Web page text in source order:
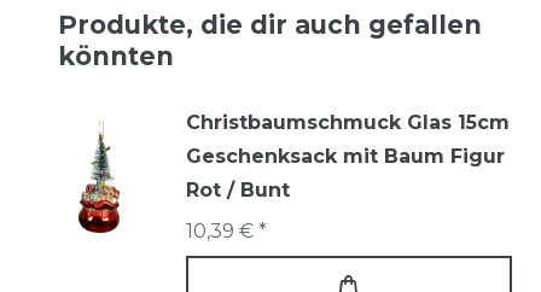
Produkte, die dir auch gefallen
könnten
Christbaumschmuck Glas 15cm
Geschenksack mit Baum Figur
Rot / Bunt
10,39 € *